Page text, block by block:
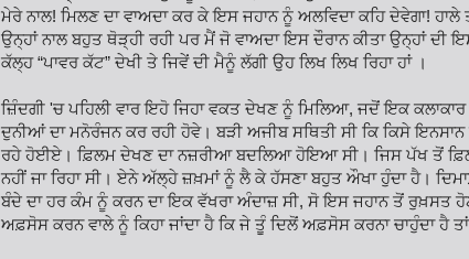
ਮੇਰੇ ਨਾਲ! ਮਿਲਣ ਦਾ ਵਾਅਦਾ ਕਰ ਕੇ ਇਸ ਜਹਾਨ ਨੂੰ ਅਲਵਿਦਾ ਕਹਿ ਦੇਵੇਗਾ!
ਉਨ੍ਹਾਂ ਨਾਲ ਬਹੁਤ ਥੋੜ੍ਹੀ ਰਹੀ ਪਰ ਮੈਂ ਜੋ ਵਾਅਦਾ ਇਸ ਦੌਰਾਨ ਕੀਤਾ ਉਨ੍ਹਾਂ
ਕੱਲ੍ਹ “ਪਾਵਰ ਕੱਟ” ਦੇਖੀ ਤੇ ਜਿਵੇਂ ਦੀ ਮੈਨੂੰ ਲੱਗੀ ਉਹ ਲਿਖ ਲਿਖ ਰਿਹਾ ਹਾਂ ।
ਜ਼ਿੰਦਗੀ 'ਚ ਪਹਿਲੀ ਵਾਰ ਇਹੋ ਜਿਹਾ ਵਕਤ ਦੇਖਣ ਨੂੰ ਮਿਲਿਆ, ਜਦੋਂ ਇਕ ਕਲਾਕਾਰ
ਦੁਨੀਆਂ ਦਾ ਮਨੋਰੰਜਨ ਕਰ ਰਹੀ ਹੋਵੇ। ਬੜੀ ਅਜੀਬ ਸਥਿਤੀ ਸੀ ਕਿ ਕਿਸੇ
ਰਹੇ ਹੋਈਏ। ਫ਼ਿਲਮ ਦੇਖਣ ਦਾ ਨਜ਼ਰੀਆ ਬਦਲਿਆ ਹੋਇਆ ਸੀ। ਜਿਸ ਪੱਖ ਤੋਂ
ਨਹੀਂ ਜਾ ਰਿਹਾ ਸੀ। ਏਨੇ ਅੱਲ੍ਹੇ ਜ਼ਖ਼ਮਾਂ ਨੂੰ ਲੈ ਕੇ ਹੱਸਣਾ ਬਹੁਤ ਔਖਾ ਹੁੰਦਾ ਹੈ।
ਬੰਦੇ ਦਾ ਹਰ ਕੰਮ ਨੂੰ ਕਰਨ ਦਾ ਇਕ ਵੱਖਰਾ ਅੰਦਾਜ਼ ਸੀ, ਸੋ ਇਸ ਜਹਾਨ ਤੋਂ ਰੁਖ਼ਸਤ
ਅਫ਼ਸੋਸ ਕਰਨ ਵਾਲੇ ਨੂੰ ਕਿਹਾ ਜਾਂਦਾ ਹੈ ਕਿ ਜੇ ਤੂੰ ਦਿਲੋਂ ਅਫ਼ਸੋਸ ਕਰਨਾ ਚਾਹੁੰਦਾ ਹੈ